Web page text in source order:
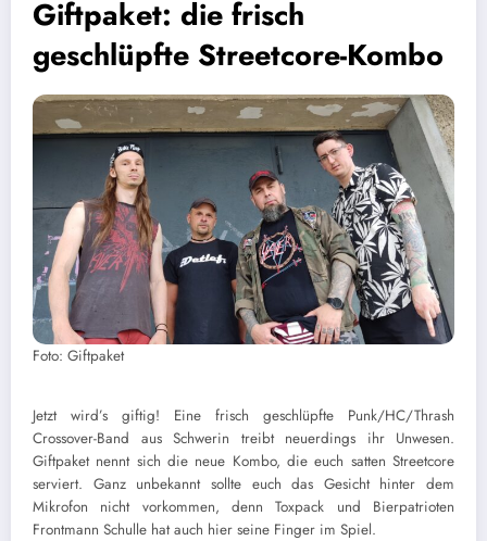
Giftpaket: die frisch
geschlüpfte Streetcore-Kombo
Foto: Giftpaket
Jetzt wird’s giftig! Eine frisch geschlüpfte Punk/HC/Thrash
Crossover-Band aus Schwerin treibt neuerdings ihr Unwesen.
Giftpaket nennt sich die neue Kombo, die euch satten Streetcore
serviert. Ganz unbekannt sollte euch das Gesicht hinter dem
Mikrofon nicht vorkommen, denn Toxpack und Bierpatrioten
Frontmann Schulle hat auch hier seine Finger im Spiel.